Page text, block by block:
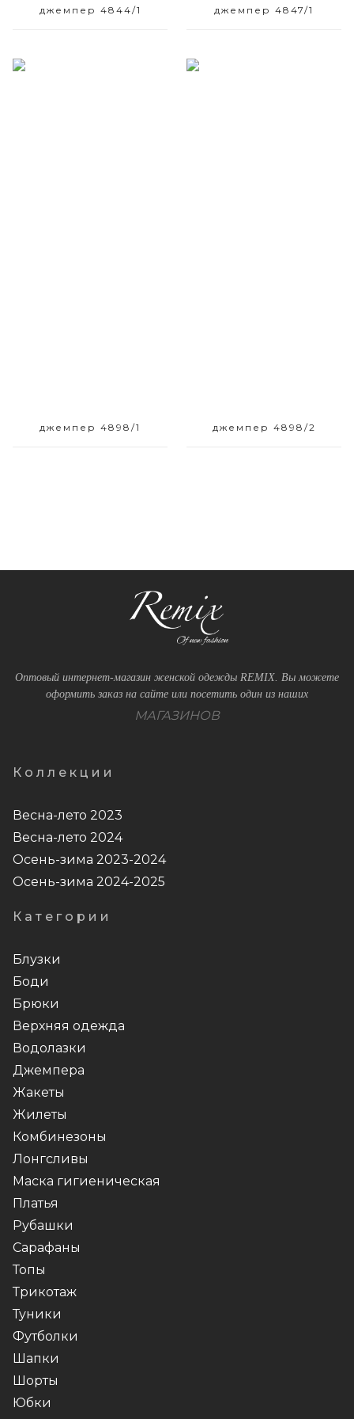
джемпер 4844/1 джемпер 4847/1
джемпер 4898/1 джемпер 4898/2
Оптовый интернет-магазин женской одежды REMIX. Вы можете
оформить заказ на сайте или посетить один из наших
МАГАЗИНОВ
Коллекции
Весна-лето 2023
Весна-лето 2024
Осень-зима 2023-2024
Осень-зима 2024-2025
Категории
Блузки
Боди
Брюки
Верхняя одежда
Водолазки
Джемпера
Жакеты
Жилеты
Комбинезоны
Лонгсливы
Маска гигиеническая
Платья
Рубашки
Сарафаны
Топы
Трикотаж
Туники
Футболки
Шапки
Шорты
Юбки